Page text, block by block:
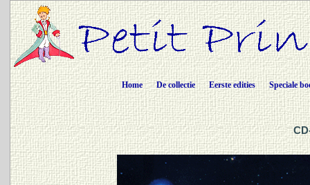
Home De collectie Eerste edities Speciale